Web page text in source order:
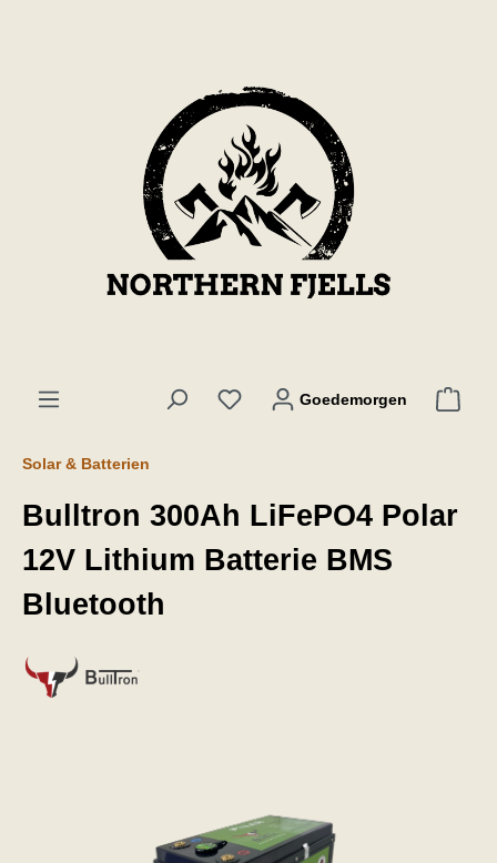
Goedemorgen
Solar & Batterien
Bulltron 300Ah LiFePO4 Polar
12V Lithium Batterie BMS
Bluetooth